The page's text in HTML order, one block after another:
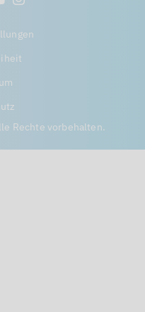
Rechte vorbehalten.